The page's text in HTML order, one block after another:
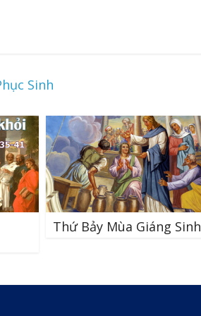
Sinh
Thứ Bảy Mùa Giáng Sinh